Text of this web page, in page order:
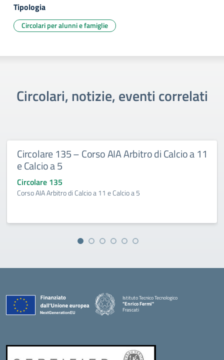
Tipologia
Circolari per alunni e famiglie
Circolari, notizie, eventi correlati
Circolare 135 – Corso AIA Arbitro di Calcio a 11
e Calcio a 5
Circolare 135
Corso AIA Arbitro di Calcio a 11 e Calcio a 5
Istituto Tecnico Tecnologico
"Enrico Fermi"
Frascati